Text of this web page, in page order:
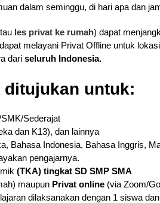
dalam seminggu, di hari apa dan
les privat ke rumah) dapat
melayani Privat Offline untuk
dari seluruh Indonesia.
ditujukan untuk:
Sederajat
dan K13), dan lainnya
Bahasa Indonesia, Bahasa Inggris,
pengajarnya.
(TKA) tingkat SD SMP SMA
maupun Privat online(via Zoom/
dilaksanakan dengan 1 siswa